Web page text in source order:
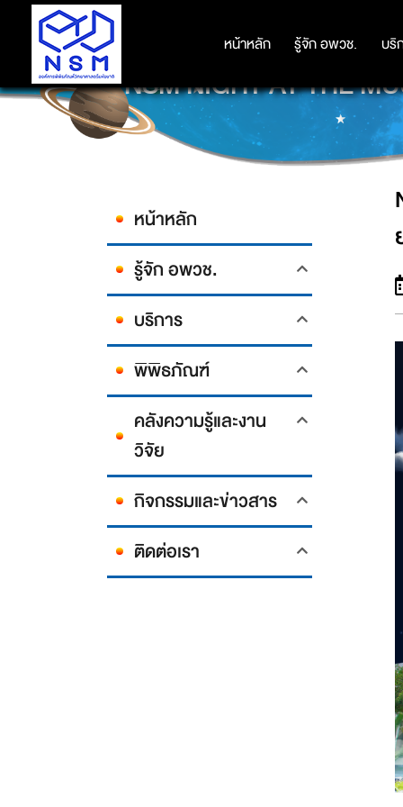
หน้าหลัก รู้จัก อพวช. บริ
หน้าหลัก รู้จัก อพวช. บริ
NSM NIGHT AT THE
หน้าหลัก
รู้จัก อพวช.
บริการ
พิพิธภัณฑ์
คลังความรู้และงาน
วิจัย
กิจกรรมและข่าวสาร
ติดต่อเรา